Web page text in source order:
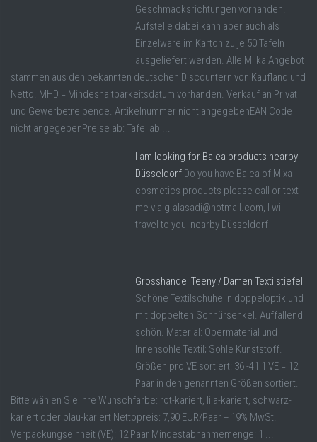
Geschmacksrichtungen vorhanden.
Aufstelle dabei kann aber auch als
Einzelware im Karton zu je 50 Tafeln
ausgeliefert werden. Alle Milka Angebot
stammen aus den bekannten deutschen Discountern von Kaufland und
Netto. MHD = Mindeshaltbarkeitsdatum vorhanden. Verkauf an Privat
und Gewerbetreibende. Artikelnummer nicht angegebenEAN Code
nicht angegebenPreise ab: Tafel ab ...
I am looking for Balea products nearby
Düsseldorf Do you have Balea of Mixa
cosmetics products please call or text
me via g.alasadi@hotmail.com, I will
travel to you nearby Düsseldorf
Grosshandel Teeny / Damen Textilstiefel
Schöne Textilschuhe in doppeloptik und
mit doppelten Schnürsenkel. Auffallend
schön. Material: Obermaterial und
Innensohle Textil; Sohle Kunststoff.
Größen pro VE sortiert: 36 -41 1 VE = 12
Paar in den genannten Größen sortiert.
Bitte wählen Sie Ihre Wunschfarbe: rot-kariert, lila-kariert, schwarz-
kariert oder blau-kariert Nettopreis: 7,90 EUR/Paar + 19% MwSt.
Verpackungseinheit (VE): 12 Paar Mindestabnahmemenge: 1 ...